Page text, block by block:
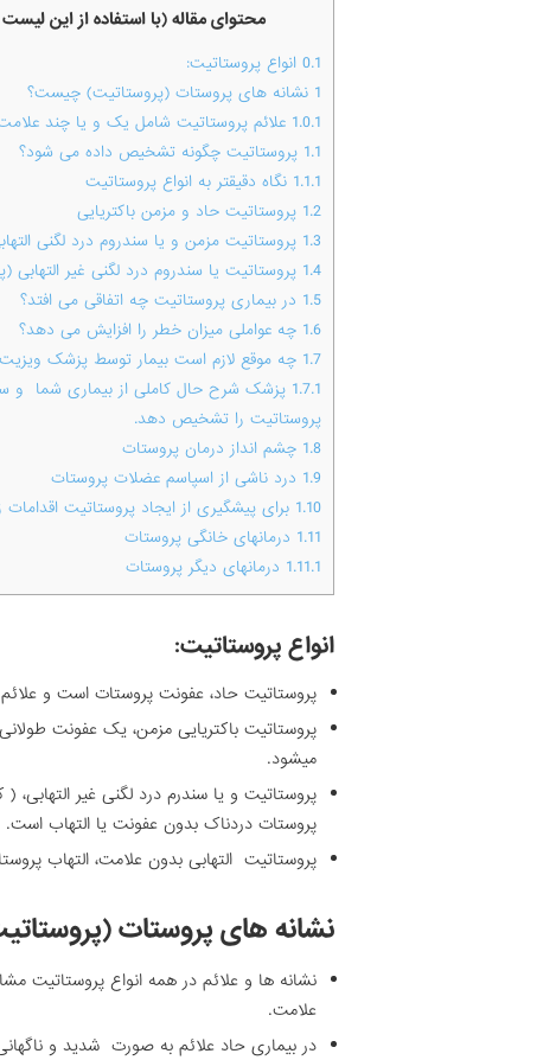
محتوای مقاله (با استفاده از این
0.1 انواع پروستاتیت:
1 نشانه های پروستات (پروستاتیت) چیست؟
1.0.1 علائم پروستاتیت شامل یک و یا چند
1.1 پروستاتیت چگونه تشخیص داده می شود؟
1.1.1 نگاه دقیقتر به انواع پروستاتیت
1.2 پروستاتیت حاد و مزمن باکتریایی
1.3 پروستاتیت مزمن و یا سندروم درد لگنی
1.4 پروستاتیت یا سندروم درد لگنی غیر التهابی
1.5 در بیماری پروستاتیت چه اتفاقی می افتد؟
1.6 چه عواملی میزان خطر را افزایش می دهد؟
1.7 چه موقع لازم است بیمار توسط پزشک
1.7.1 پزشک شرح حال کاملی از بیماری شما و
پروستاتیت را تشخیص دهد.
1.8 چشم انداز درمان پروستات
1.9 درد ناشی از اسپاسم عضلات پروستات
1.10 برای پیشگیری از ایجاد پروستاتیت
1.11 درمانهای خانگی پروستات
1.11.1 درمانهای دیگر پروستات
انواع پروستاتیت:
پروستاتیت حاد، عفونت پروستات است و علائم
پروستاتیت باکتریایی مزمن، یک عفونت
میشود.
پروستاتیت و یا سندرم درد لگنی غیر
پروستات دردناک بدون عفونت یا التهاب است.
پروستاتیت التهابی بدون علامت، التهاب
نشانه های پروستات
نشانه ها و علائم در همه انواع پروستاتیت
علامت.
در بیماری حاد علائم به صورت شدید و